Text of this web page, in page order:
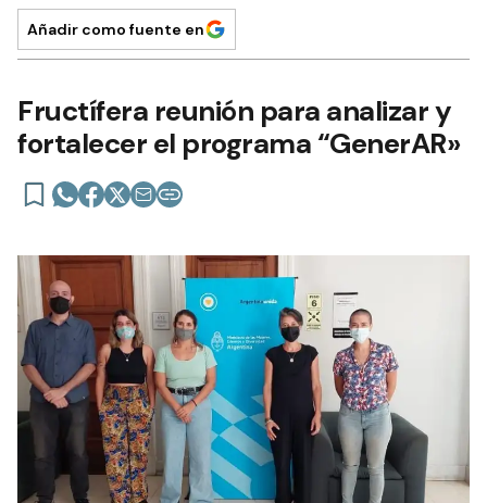
Añadir como fuente en
Fructífera reunión para analizar y
fortalecer el programa “GenerAR»